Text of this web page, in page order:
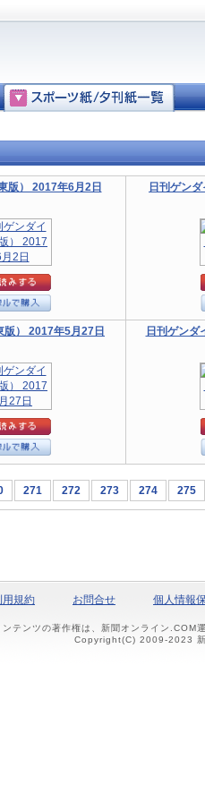
版） 2017年6月2日 日刊ゲン
版） 2017年5月27日 日刊ゲンダ
271 272 273 274 275
用規約 お問合せ 個人情報
テンツの著作権は、新聞オンライン.COM
Copyright(C) 2009-2023